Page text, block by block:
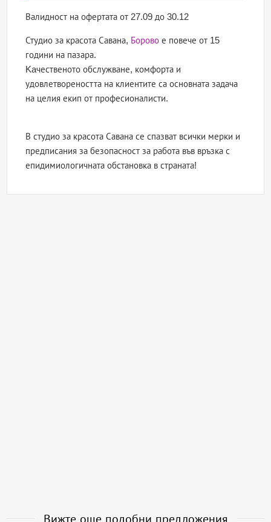
Валидност на офертатаот 27.09 до 30.12
Студио за красота Савана, Борово е повече от 15
години на пазара.
Kaчественото обслужване, комфорта и
удовлетвореността на клиентите са основната задача
на целия екип от професионалисти.
В студио за красота Савана се спазват всички мерки и
предписания за безопасност за работа във връзка с
епидимиологичната обстановка в страната!
Вижте още подобни предложения